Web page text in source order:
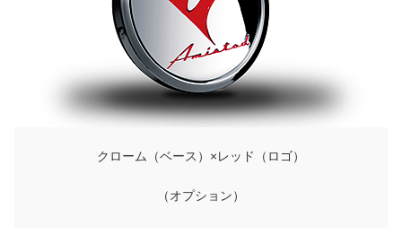
クローム（ベース）×レッド（ロゴ）
（オプション）